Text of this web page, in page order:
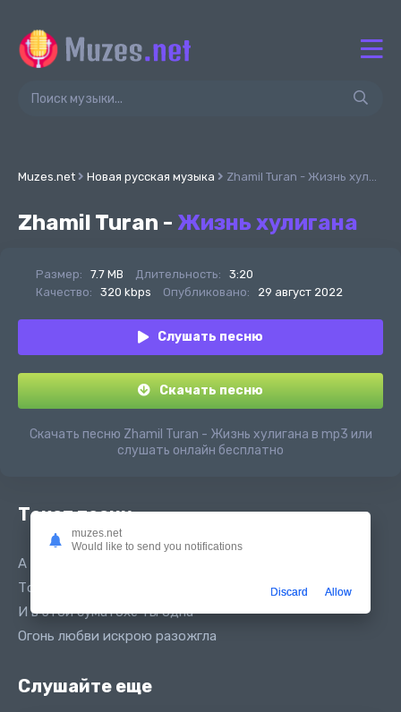
Muzes.net Новая русская музыка Zhamil Turan - Жизнь хулигана
Zhamil Turan - Жизнь хулигана
Размер: 7.7 MB Длительность:
3:20
Качество:
320 kbps Опубликовано: 29 август 2022
Слушать песню
Скачать песню
Скачать песню Zhamil Turan - Жизнь хулигана в mp3 или
слушать онлайн бесплатно
Текст песни
А жизнь хулигана не проста
То кайфы то разборки суета
И в этой суматохе ты одна
Огонь любви искрою разожгла
Слушайте еще
muzes.net
Would like to send you notifications
Discard Allow